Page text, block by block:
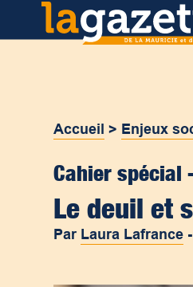
Accueil > Enjeux
Cahier spécial
Le deuil et
Par Laura Lafrance